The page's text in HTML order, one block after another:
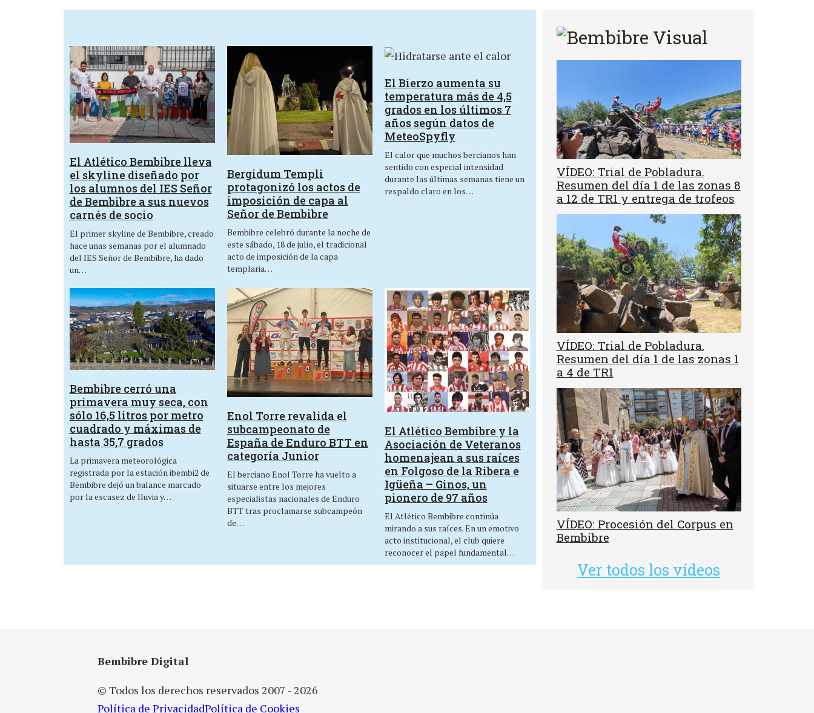
El Atlético Bembibre lleva
el skyline diseñado por
los alumnos del IES Señor
de Bembibre a sus nuevos
carnés de socio
El primer skyline de Bembibre, creado
hace unas semanas por el alumnado
del IES Señor de Bembibre, ha dado
un…
Bergidum Templi
protagonizó los actos de
imposición de capa al
Señor de Bembibre
Bembibre celebró durante la noche de
este sábado, 18 de julio, el tradicional
acto de imposición de la capa
templaria…
El Bierzo aumenta su
temperatura más de 4,5
grados en los últimos 7
años según datos de
MeteoSpyfly
El calor que muchos bercianos han
sentido con especial intensidad
durante las últimas semanas tiene un
respaldo claro en los…
Bembibre cerró una
primavera muy seca, con
sólo 16,5 litros por metro
cuadrado y máximas de
hasta 35,7 grados
La primavera meteorológica
registrada por la estación ibembi2 de
Bembibre dejó un balance marcado
por la escasez de lluvia y…
Enol Torre revalida el
subcampeonato de
España de Enduro BTT en
categoría Junior
El berciano Enol Torre ha vuelto a
situarse entre los mejores
especialistas nacionales de Enduro
BTT tras proclamarse subcampeón
de…
El Atlético Bembibre y la
Asociación de Veteranos
homenajean a sus raíces
en Folgoso de la Ribera e
Igüeña – Ginos, un
pionero de 97 años
El Atlético Bembibre continúa
mirando a sus raíces. En un emotivo
acto institucional, el club quiere
reconocer el papel fundamental…
VÍDEO: Trial de Pobladura.
Resumen del día 1 de las zonas 8
a 12 de TR1 y entrega de trofeos
VÍDEO: Trial de Pobladura.
Resumen del día 1 de las zonas 1
a 4 de TR1
VÍDEO: Procesión del Corpus en
Bembibre
Ver todos los vídeos
Bembibre Digital
© Todos los derechos reservados 2007 - 2026
Política de PrivacidadPolítica de Cookies